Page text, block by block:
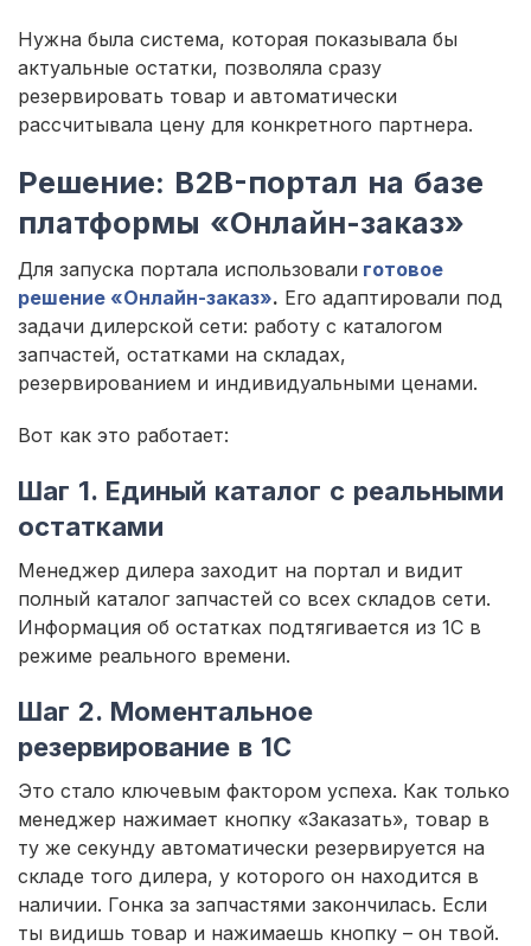
Нужна была система, которая показывала бы
актуальные остатки, позволяла сразу
резервировать товар и автоматически
рассчитывала цену для конкретного партнера.
Решение: B2B-портал на базе
платформы «Онлайн-заказ»
Для запуска портала использовали готовое
решение «Онлайн-заказ». Его адаптировали под
задачи дилерской сети: работу с каталогом
запчастей, остатками на складах,
резервированием и индивидуальными ценами.
Вот как это работает:
Шаг 1. Единый каталог с реальными
остатками
Менеджер дилера заходит на портал и видит
полный каталог запчастей со всех складов сети.
Информация об остатках подтягивается из 1С в
режиме реального времени.
Шаг 2. Моментальное
резервирование в 1С
Это стало ключевым фактором успеха. Как только
менеджер нажимает кнопку «Заказать», товар в
ту же секунду автоматически резервируется на
складе того дилера, у которого он находится в
наличии. Гонка за запчастями закончилась. Если
ты видишь товар и нажимаешь кнопку – он твой.